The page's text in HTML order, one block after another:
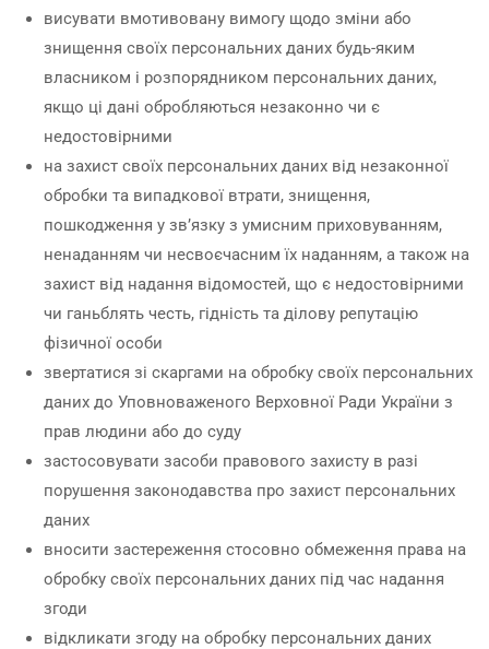
висувати вмотивовану вимогу щодо зміни або
знищення своїх персональних даних будь-яким
власником і розпорядником персональних даних,
якщо ці дані обробляються незаконно чи є
недостовірними
на захист своїх персональних даних від незаконної
обробки та випадкової втрати, знищення,
пошкодження у зв’язку з умисним приховуванням,
ненаданням чи несвоєчасним їх наданням, а також на
захист від надання відомостей, що є недостовірними
чи ганьблять честь, гідність та ділову репутацію
фізичної особи
звертатися зі скаргами на обробку своїх персональних
даних до Уповноваженого Верховної Ради України з
прав людини або до суду
застосовувати засоби правового захисту в разі
порушення законодавства про захист персональних
даних
вносити застереження стосовно обмеження права на
обробку своїх персональних даних під час надання
згоди
відкликати згоду на обробку персональних даних